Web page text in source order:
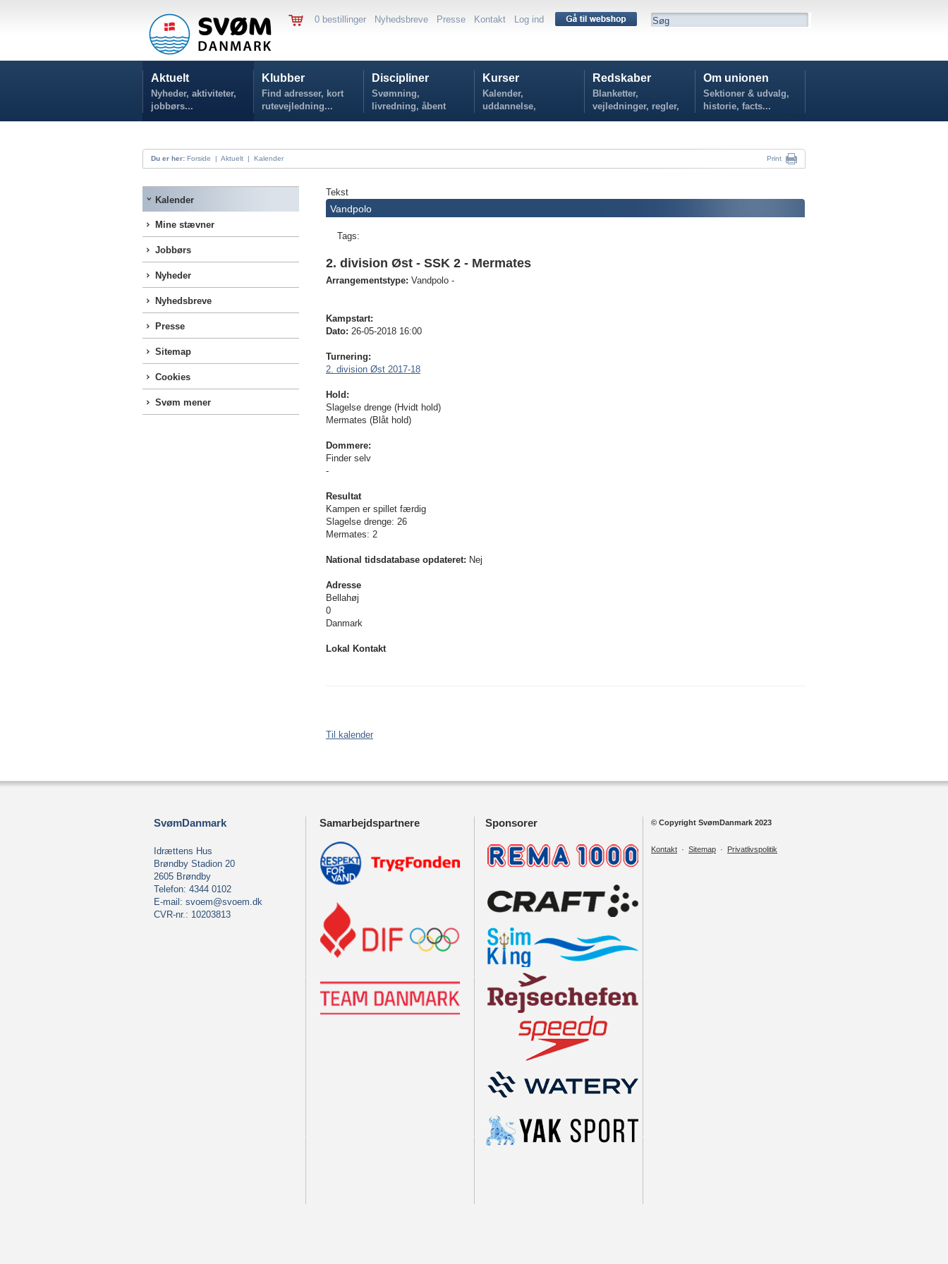
0 bestillinger Nyhedsbreve Presse Kontakt Log ind
Aktuelt
Nyheder, aktiviteter,
jobbørs...
Klubber
Find adresser, kort
rutevejledning...
Discipliner
Svømning,
livredning, åbent
vand...
Kurser
Kalender,
uddannelse,
tilmelding...
Redskaber
Blanketter,
vejledninger, regler,
politikker...
Om unionen
Sektioner & udvalg,
historie, facts...
Du er her: Forside | Aktuelt | Kalender Print
Kalender
Mine stævner
Jobbørs
Nyheder
Nyhedsbreve
Presse
Sitemap
Cookies
Svøm mener
Tekst
Vandpolo
Tags:
2. division Øst - SSK 2 - Mermates
Arrangementstype: Vandpolo -
Kampstart:
Dato: 26-05-2018 16:00
Turnering:
2. division Øst 2017-18
Hold:
Slagelse drenge (Hvidt hold)
Mermates (Blåt hold)
Dommere:
Finder selv
-
Resultat
Kampen er spillet færdig
Slagelse drenge: 26
Mermates: 2
National tidsdatabase opdateret: Nej
Adresse
Bellahøj
0
Danmark
Lokal Kontakt
Til kalender
SvømDanmark
Idrættens Hus
Brøndby Stadion 20
2605 Brøndby
Telefon: 4344 0102
E-mail: svoem@svoem.dk
CVR-nr.: 10203813
Samarbejdspartnere Sponsorer © Copyright SvømDanmark 2023
Kontakt · Sitemap · Privatlivspolitik